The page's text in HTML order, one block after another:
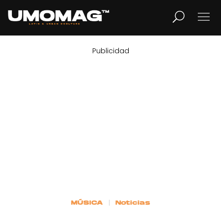
LIFESTYLE
Publicidad
MÚSICA Noticias